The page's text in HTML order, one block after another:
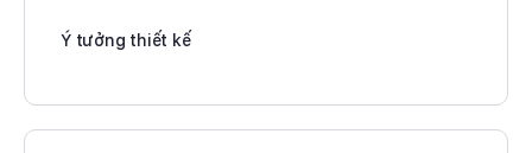
Ý tưởng thiết kế